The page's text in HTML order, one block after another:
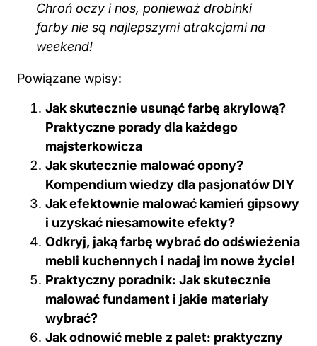
Chroń oczy i nos, ponieważ drobinki
farby nie są najlepszymi atrakcjami na
weekend!
Powiązane wpisy:
Jak skutecznie usunąć farbę akrylową?
Praktyczne porady dla każdego
majsterkowicza
Jak skutecznie malować opony?
Kompendium wiedzy dla pasjonatów DIY
Jak efektownie malować kamień gipsowy
i uzyskać niesamowite efekty?
Odkryj, jaką farbę wybrać do odświeżenia
mebli kuchennych i nadaj im nowe życie!
Praktyczny poradnik: Jak skutecznie
malować fundament i jakie materiały
wybrać?
Jak odnowić meble z palet: praktyczny